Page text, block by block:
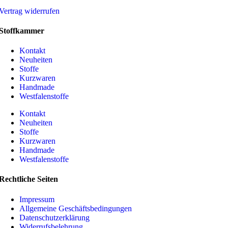
widerrufen
Kontakt
Neuheiten
Stoffe
Kurzwaren
Handmade
Westfalenstoffe
Kontakt
Neuheiten
Stoffe
Kurzwaren
Handmade
Westfalenstoffe
Seiten
Impressum
Allgemeine Geschäftsbedingungen
Datenschutzerklärung